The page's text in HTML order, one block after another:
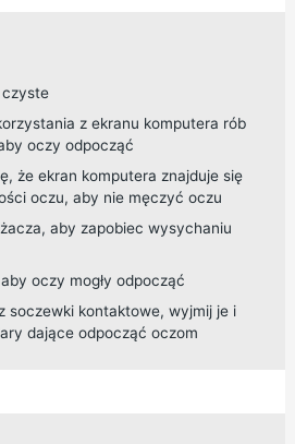
z ekranu komputera rób
oczy odpocząć
że ekran komputera znajduje się
oczu, aby nie męczyć oczu
aby zapobiec wysychaniu
oczy mogły odpocząć
soczewki kontaktowe, wyjmij je i
dające odpocząć oczom